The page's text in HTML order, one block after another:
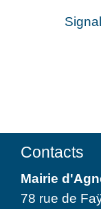
Contacts
Mairie
78 rue de